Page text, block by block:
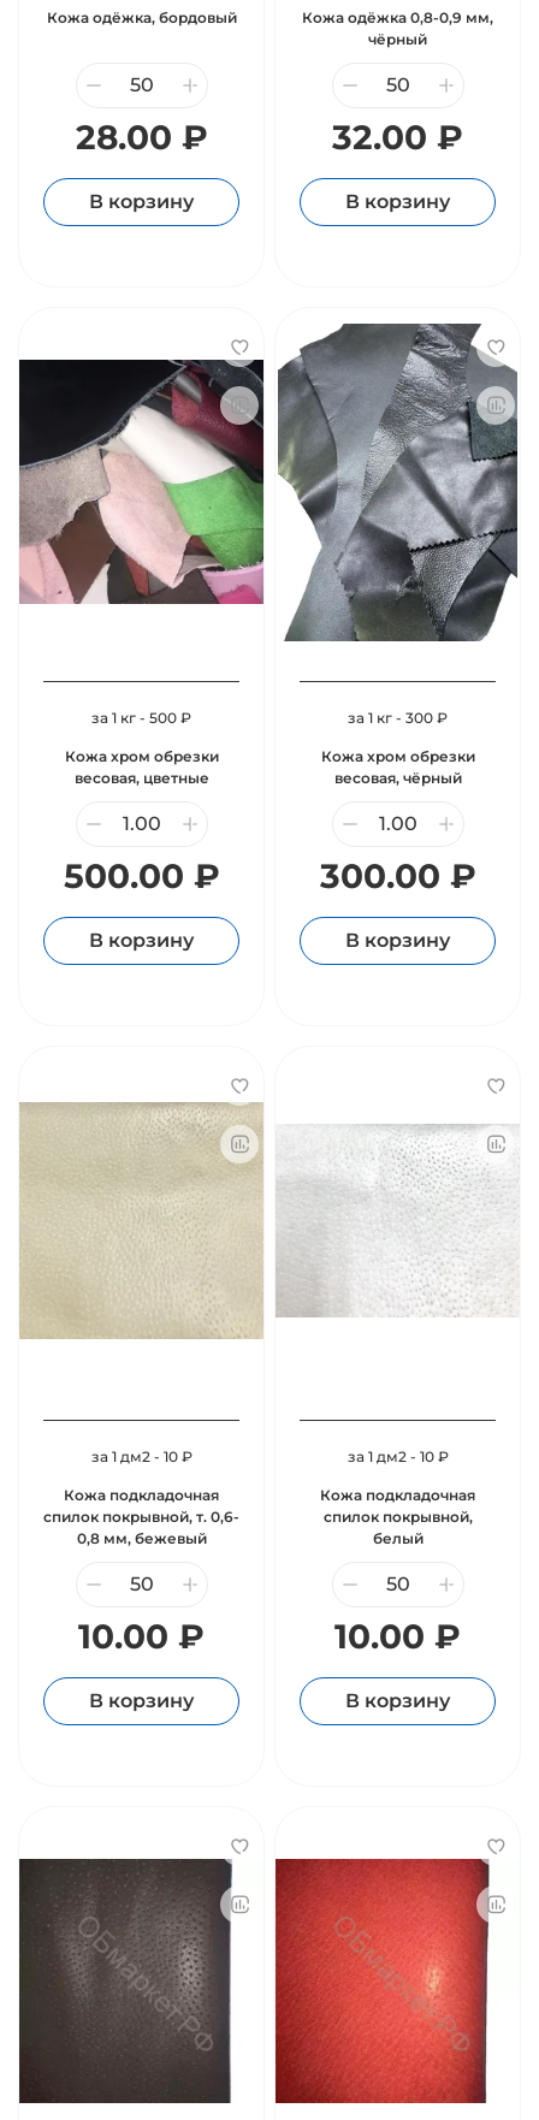
Кожа одёжка, бордовый
28.00 ₽
В корзину
Кожа одёжка 0,8-0,9 мм,
чёрный
32.00 ₽
В корзину
за 1 кг - 500 ₽
Кожа хром обрезки
весовая, цветные
500.00 ₽
В корзину
за 1 кг - 300 ₽
Кожа хром обрезки
весовая, чёрный
300.00 ₽
В корзину
за 1 дм2 - 10 ₽
Кожа подкладочная
спилок покрывной, т. 0,6-
0,8 мм, бежевый
10.00 ₽
В корзину
за 1 дм2 - 10 ₽
Кожа подкладочная
спилок покрывной,
белый
10.00 ₽
В корзину